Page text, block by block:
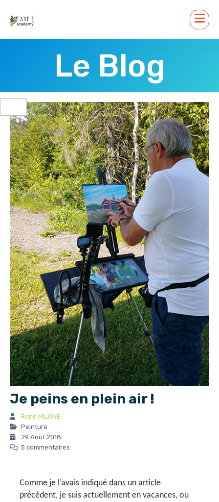
Le Blog
Je peins en plein air !
René MILONE
Peinture
29 Août 2018
5 commentaires
Comme je l’avais indiqué dans un article
précédent, je suis actuellement en vacances, ou